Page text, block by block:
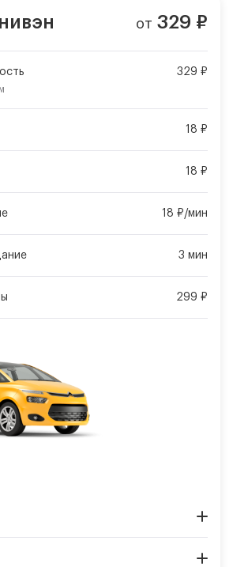
от 329 ₽
329 ₽
18 ₽
18 ₽
18 ₽/мин
3 мин
299 ₽